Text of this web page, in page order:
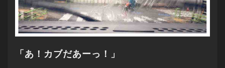
「あ！カブだあーっ！」